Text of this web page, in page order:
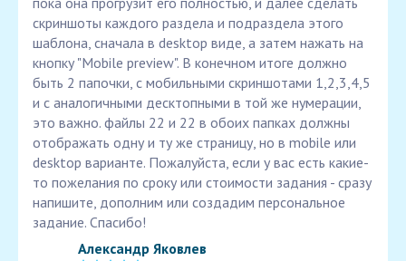
скриншоты каждого раздела и подраздела этого
шаблона, сначала в desktop виде, а затем нажать на
кнопку "Mobile preview". В конечном итоге должно
быть 2 папочки, с мобильными скриншотами 1,2,3,4,5
и с аналогичными десктопными в той же нумерации,
это важно. файлы 22 и 22 в обоих папках должны
отображать одну и ту же страницу, но в mobile или
desktop варианте. Пожалуйста, если у вас есть какие-
то пожелания по сроку или стоимости задания - сразу
напишите, дополним или создадим персональное
задание. Спасибо!
Александр Яковлев